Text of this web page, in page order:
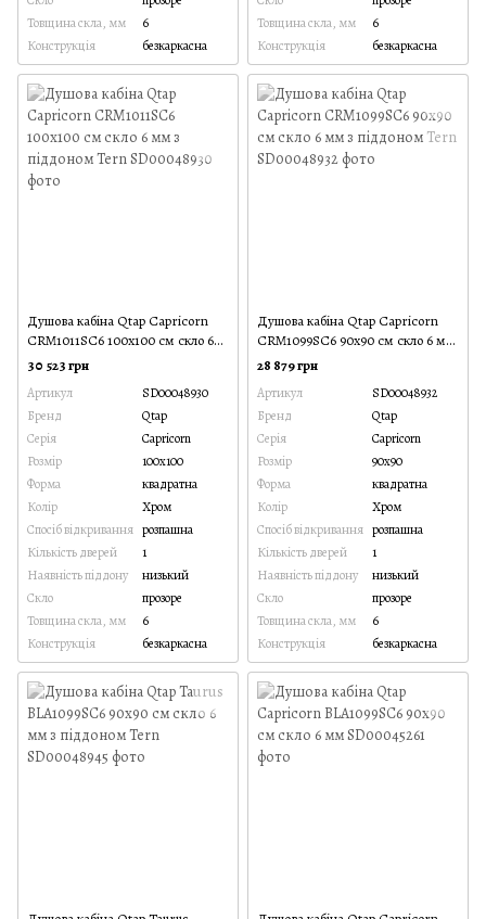
Товщина скла, мм
6
Конструкція
безкаркасна
Товщина скла, мм
6
Конструкція
безкаркасна
Душова кабіна Qtap Capricorn
CRM1011SC6 100х100 см скло 6
мм з піддоном Tern
30 523 грн
Артикул
SD00048930
Бренд
Qtap
Серія
Capricorn
Розмір
100x100
Форма
квадратна
Колір
Хром
Спосіб відкривання розпашна
Кількість дверей
1
Наявність піддону
низький
Скло
прозоре
Товщина скла, мм
6
Конструкція
безкаркасна
Душова кабіна Qtap Capricorn
CRM1099SC6 90х90 см скло 6 мм
з піддоном Tern
28 879 грн
Артикул
SD00048932
Бренд
Qtap
Серія
Capricorn
Розмір
90x90
Форма
квадратна
Колір
Хром
Спосіб відкривання розпашна
Кількість дверей
1
Наявність піддону
низький
Скло
прозоре
Товщина скла, мм
6
Конструкція
безкаркасна